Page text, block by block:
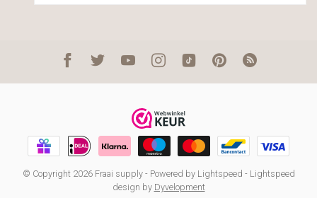
© Copyright 2026 Fraai supply- Powered by Lightspeed - Lightspeed
design by Dyvelopment